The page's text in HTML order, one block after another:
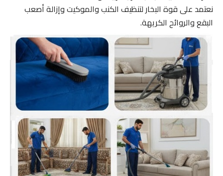
نعتمد على قوة البخار لتنظيف الكنب والموكيت وإزالة أصعب
البقع والروائح الكريهة.